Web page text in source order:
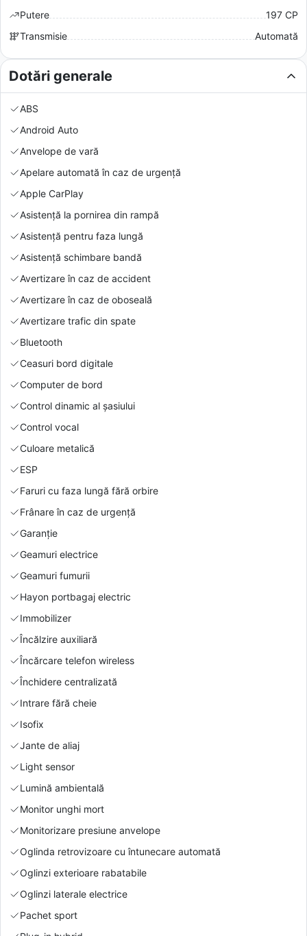
Putere
197 CP
Transmisie
Automată
Dotări generale
ABS
Android Auto
Anvelope de vară
Apelare automată în caz de urgență
Apple CarPlay
Asistență la pornirea din rampă
Asistență pentru faza lungă
Asistență schimbare bandă
Avertizare în caz de accident
Avertizare în caz de oboseală
Avertizare trafic din spate
Bluetooth
Ceasuri bord digitale
Computer de bord
Control dinamic al șasiului
Control vocal
Culoare metalică
ESP
Faruri cu faza lungă fără orbire
Frânare în caz de urgență
Garanție
Geamuri electrice
Geamuri fumurii
Hayon portbagaj electric
Immobilizer
Încălzire auxiliară
Încărcare telefon wireless
Închidere centralizată
Intrare fără cheie
Isofix
Jante de aliaj
Light sensor
Lumină ambientală
Monitor unghi mort
Monitorizare presiune anvelope
Oglinda retrovizoare cu întunecare automată
Oglinzi exterioare rabatabile
Oglinzi laterale electrice
Pachet sport